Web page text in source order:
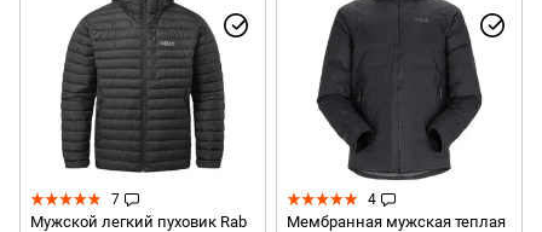
7
Мужской легкий пуховик Rab
4
Мембранная мужская теплая